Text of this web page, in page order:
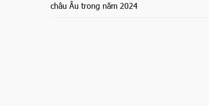
châu Âu trong năm 2024